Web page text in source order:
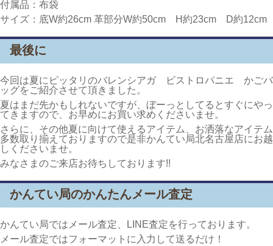
付属品：布袋
サイズ：底W約26cm 革部分W約50cm H約23cm D約12cm
最後に
今回は夏にピッタリのバレンシアガ ビストロパニエ かごバ
ッグをご紹介させて頂きました。
夏はまだ先かもしれないですが、ぼーっとしてるとすぐにやっ
てきますので、お早めにお買い求めくださいませ。
さらに、その他夏に向けて使えるアイテム、お洒落なアイテム
多数取り揃えておりますので是非かんてい局北名古屋店にお越
しくださいませ。
みなさまのご来店お待ちしております!!
かんてい局のかんたんメール査定
かんてい局ではメール査定、LINE査定を行っております。
メール査定ではフォーマットに入力して送るだけ！